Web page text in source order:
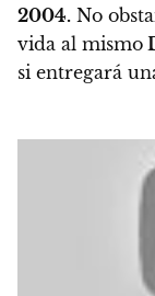
2004. No
vida al mismo
si entregará